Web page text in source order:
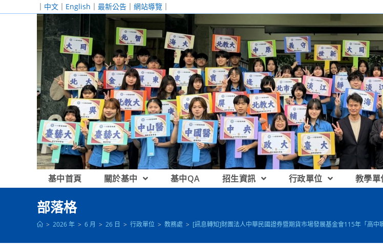
｜ 中文 ｜ English ｜ 最新公告 ｜ 網站導覽 ｜
基中首頁 關於基中 基中QA 招生資訊 行政單位 教學單
部落格
> 2026 年 > 6 月 > 26 日 > 行政單位 > 教務處 > [訊息轉知]財團法人中華民國證券暨期貨市場發展基金會115年「高中